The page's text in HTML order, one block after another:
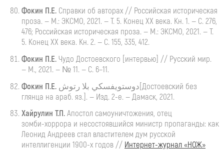
Фокин П.Е. Справки об авторах // Российская историческая
проза. — М.: ЭКСМО, 2021. — Т. 5. Конец ХХ века. Кн. 1. — С. 276,
476; Российская историческая проза. — М.: ЭКСМО, 2021. — Т.
5. Конец ХХ века. Кн. 2. — С. 155, 335, 412.
Фокин П.Е.Чудо Достоевского [интервью] // Русский мир.
— М., 2021. — № 11. — С. 6–11.
Фокин П.Е.
глянца на араб. яз.]. — Изд. 2-е. — Дамаск, 2021.
Хайрулин Т.П.Апостол самоуничтожения, отец
зомби-хоррора и несостоявшийся министр пропаганды: как
Леонид Андреев стал властителем дум русской
интеллигенции 1900-х годов // Интернет-журнал«НОЖ»